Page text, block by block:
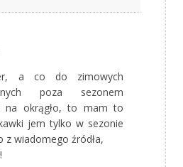
a co do zimowych
poza sezonem
na okrągło, to mam to
jem tylko w sezonie
z wiadomego źródła,